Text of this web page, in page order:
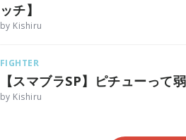
ッチ】
by Kishiru
FIGHTER
【スマブラSP】ピチューって
by Kishiru